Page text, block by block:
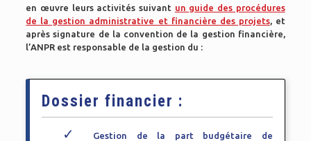
en œuvre leurs activités suivant un guide des procédures
de la gestion administrative et financière des projets, et
après signature de la convention de la gestion financière,
l’ANPR est responsable de la gestion du :
Dossier financier :
Gestion de la part budgétaire de